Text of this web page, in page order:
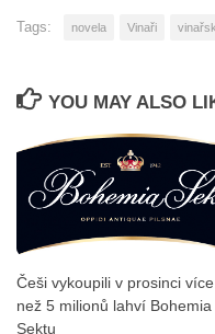
Tags: novela Vinaři
YOU MAY ALSO
Češi vykoupili v prosinci více
než 5 milionů lahví Bohemia
Sektu